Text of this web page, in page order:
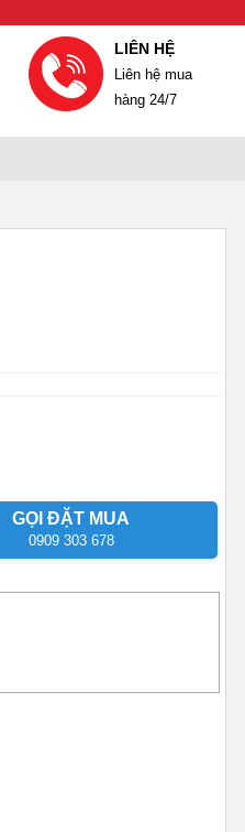
LIÊN HỆ
Liên hệ mua
hàng 24/7
GỌI ĐẶT MUA
0909 303 678